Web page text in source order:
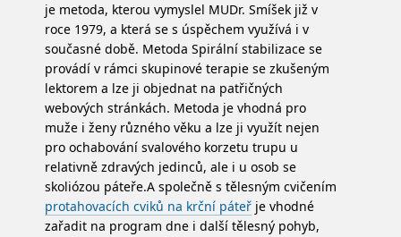
je metoda, kterou vymyslel MUDr. Smíšek již v
roce 1979, a která se s úspěchem využívá i v
současné době. Metoda Spirální stabilizace se
provádí v rámci skupinové terapie se zkušeným
lektorem a lze ji objednat na patřičných
webových stránkách. Metoda je vhodná pro
muže i ženy různého věku a lze ji využít nejen
pro ochabování svalového korzetu trupu u
relativně zdravých jedinců, ale i u osob se
skoliózou páteře.A společně s tělesným cvičením
protahovacích cviků na krční páteř je vhodné
zařadit na program dne i další tělesný pohyb,